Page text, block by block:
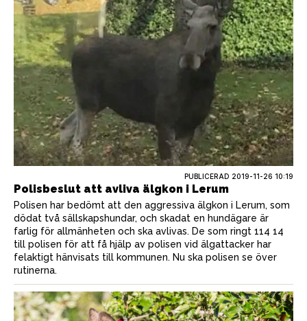
PUBLICERAD 2019-11-26 10:19
Polisbeslut att avliva älgkon i Lerum
Polisen har bedömt att den aggressiva älgkon i Lerum, som
dödat två sällskapshundar, och skadat en hundägare är
farlig för allmänheten och ska avlivas. De som ringt 114 14
till polisen för att få hjälp av polisen vid älgattacker har
felaktigt hänvisats till kommunen. Nu ska polisen se över
rutinerna.